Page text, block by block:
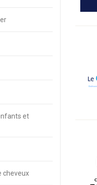
et
cheveux